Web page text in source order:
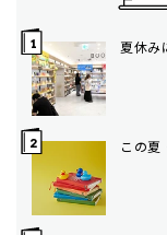
夏休み
この夏